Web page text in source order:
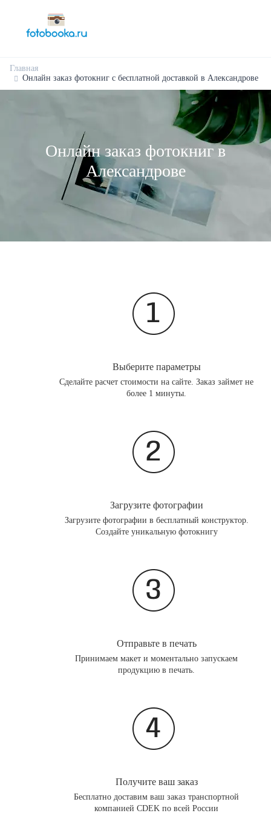
Главная
Онлайн заказ фотокниг с бесплатной доставкой в Александрове
Онлайн заказ фотокниг в
Александрове
Выберите параметры
Сделайте расчет стоимости на сайте. Заказ займет не
более 1 минуты.
Загрузите фотографии
Загрузите фотографии в бесплатный конструктор.
Создайте уникальную фотокнигу
Отправьте в печать
Принимаем макет и моментально запускаем
продукцию в печать.
Получите ваш заказ
Бесплатно доставим ваш заказ транспортной
компанией CDEK по всей России